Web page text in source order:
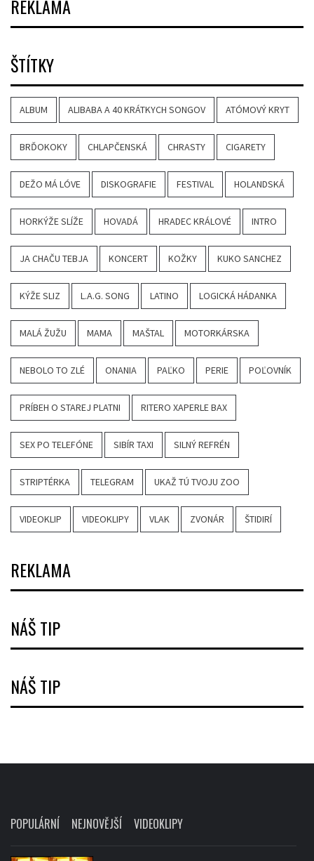
REKLAMA
ŠTÍTKY
ALBUM ALIBABA A 40 KRÁTKYCH SONGOV ATÓMOVÝ KRYT
BRĎOKOKY CHLAPČENSKÁ CHRASTY CIGARETY
DEŽO MÁ LÓVE DISKOGRAFIE FESTIVAL HOLANDSKÁ
HORKÝŽE SLÍŽE HOVADÁ HRADEC KRÁLOVÉ INTRO
JA CHAČU TEBJA KONCERT KOŽKY KUKO SANCHEZ
KÝŽE SLIZ L.A.G. SONG LATINO LOGICKÁ HÁDANKA
MALÁ ŽUŽU MAMA MAŠTAL MOTORKÁRSKA
NEBOLO TO ZLÉ ONANIA PAĽKO PERIE POĽOVNÍK
PRÍBEH O STAREJ PLATNI RITERO XAPERLE BAX
SEX PO TELEFÓNE SIBÍR TAXI SILNÝ REFRÉN
STRIPTÉRKA TELEGRAM UKAŽ TÚ TVOJU ZOO
VIDEOKLIP VIDEOKLIPY VLAK ZVONÁR ŠTIDIRÍ
REKLAMA
NÁŠ TIP
NÁŠ TIP
POPULÁRNÍ NEJNOVĚJŠÍ VIDEOKLIPY